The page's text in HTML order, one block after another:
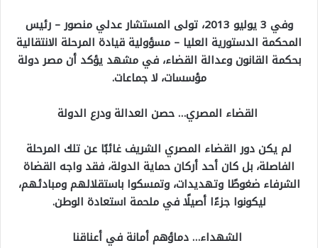
وفي 3 يوليو 2013، تولى المستشار عدلي منصور – رئيس
المحكمة الدستورية العليا – مسؤولية قيادة المرحلة الانتقالية
بحكمة القانون وعدالة القضاء، في مشهد يؤكد أن مصر دولة
مؤسسات، لا جماعات.
القضاء المصري… حصن العدالة ودرع الدولة
لم يكن دور القضاء المصري الشريف غائبًا عن تلك المرحلة
الفاصلة، بل كان أحد أركان حماية الدولة، فقد واجه القضاة
الشرفاء ضغوطًا وتهديدات، وتمسكوا باستقلالهم ومبادئهم،
ليكونوا جزءًا أصيلًا في ملحمة استعادة الوطن.
الشهداء… دماؤهم أمانة في أعناقنا